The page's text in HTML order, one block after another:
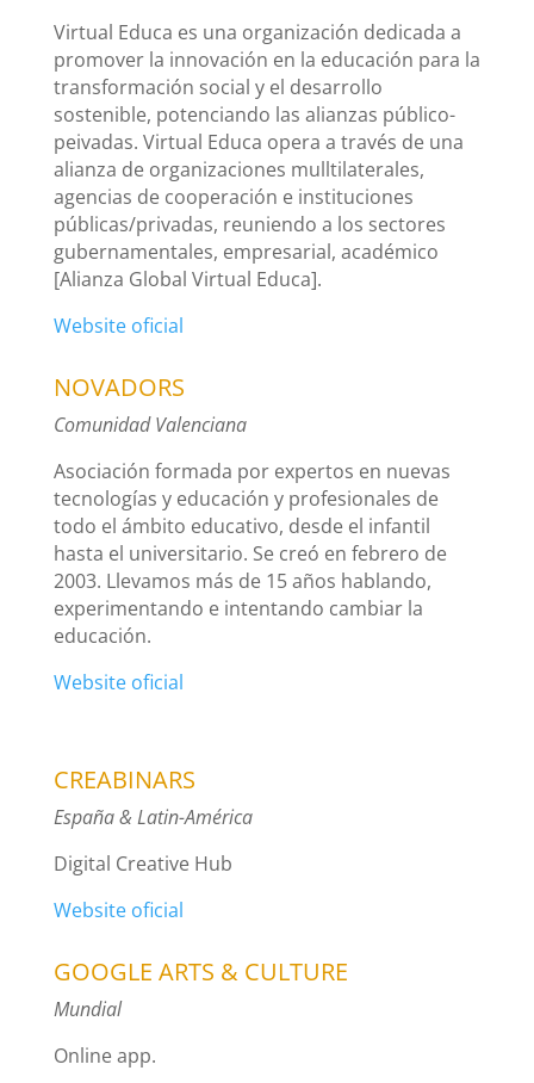
Virtual Educa es una organización dedicada a
promover la innovación en la educación para la
transformación social y el desarrollo
sostenible, potenciando las alianzas público-
peivadas. Virtual Educa opera a través de una
alianza de organizaciones mulltilaterales,
agencias de cooperación e instituciones
públicas/privadas, reuniendo a los sectores
gubernamentales, empresarial, académico
[Alianza Global Virtual Educa].
Website oficial
NOVADORS
Comunidad Valenciana
Asociación formada por expertos en nuevas
tecnologías y educación y profesionales de
todo el ámbito educativo, desde el infantil
hasta el universitario. Se creó en febrero de
2003. Llevamos más de 15 años hablando,
experimentando e intentando cambiar la
educación.
Website oficial
CREABINARS
España & Latin-América
Digital Creative Hub
Website oficial
GOOGLE ARTS & CULTURE
Mundial
Online app.